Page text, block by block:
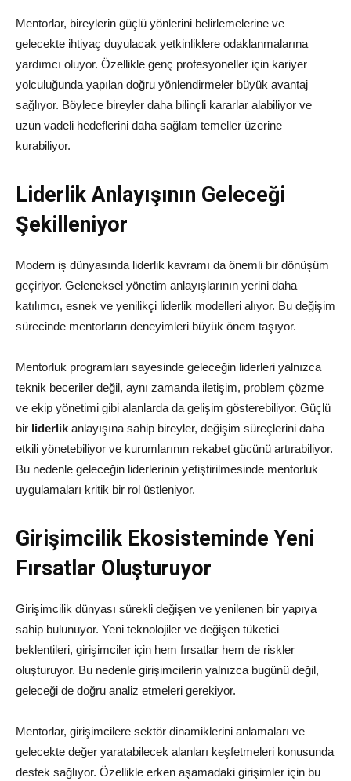
Mentorlar, bireylerin güçlü yönlerini belirlemelerine ve
gelecekte ihtiyaç duyulacak yetkinliklere odaklanmalarına
yardımcı oluyor. Özellikle genç profesyoneller için kariyer
yolculuğunda yapılan doğru yönlendirmeler büyük avantaj
sağlıyor. Böylece bireyler daha bilinçli kararlar alabiliyor ve
uzun vadeli hedeflerini daha sağlam temeller üzerine
kurabiliyor.
Liderlik Anlayışının Geleceği
Şekilleniyor
Modern iş dünyasında liderlik kavramı da önemli bir dönüşüm
geçiriyor. Geleneksel yönetim anlayışlarının yerini daha
katılımcı, esnek ve yenilikçi liderlik modelleri alıyor. Bu değişim
sürecinde mentorların deneyimleri büyük önem taşıyor.
Mentorluk programları sayesinde geleceğin liderleri yalnızca
teknik beceriler değil, aynı zamanda iletişim, problem çözme
ve ekip yönetimi gibi alanlarda da gelişim gösterebiliyor. Güçlü
bir liderlik anlayışına sahip bireyler, değişim süreçlerini daha
etkili yönetebiliyor ve kurumlarının rekabet gücünü artırabiliyor.
Bu nedenle geleceğin liderlerinin yetiştirilmesinde mentorluk
uygulamaları kritik bir rol üstleniyor.
Girişimcilik Ekosisteminde Yeni
Fırsatlar Oluşturuyor
Girişimcilik dünyası sürekli değişen ve yenilenen bir yapıya
sahip bulunuyor. Yeni teknolojiler ve değişen tüketici
beklentileri, girişimciler için hem fırsatlar hem de riskler
oluşturuyor. Bu nedenle girişimcilerin yalnızca bugünü değil,
geleceği de doğru analiz etmeleri gerekiyor.
Mentorlar, girişimcilere sektör dinamiklerini anlamaları ve
gelecekte değer yaratabilecek alanları keşfetmeleri konusunda
destek sağlıyor. Özellikle erken aşamadaki girişimler için bu